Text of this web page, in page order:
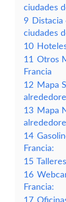
ciudades
9
ciudades
10
11 Otros
Francia
12 Mapa
13 Mapa
14
Francia:
15
16
Francia:
17